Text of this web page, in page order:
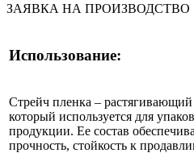
ЗАЯВКА НА ПРОИЗВОДСТВО
Использование:
Стрейч пленка – растягивающий
который используется для
продукции. Ее состав
прочность, стойкость к